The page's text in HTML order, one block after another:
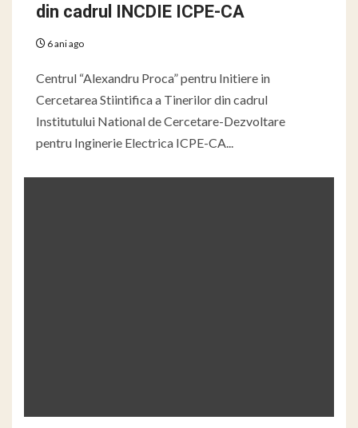
din cadrul INCDIE ICPE-CA
6 ani ago
Centrul “Alexandru Proca” pentru Initiere in
Cercetarea Stiintifica a Tinerilor din cadrul
Institutului National de Cercetare-Dezvoltare
pentru Inginerie Electrica ICPE-CA...